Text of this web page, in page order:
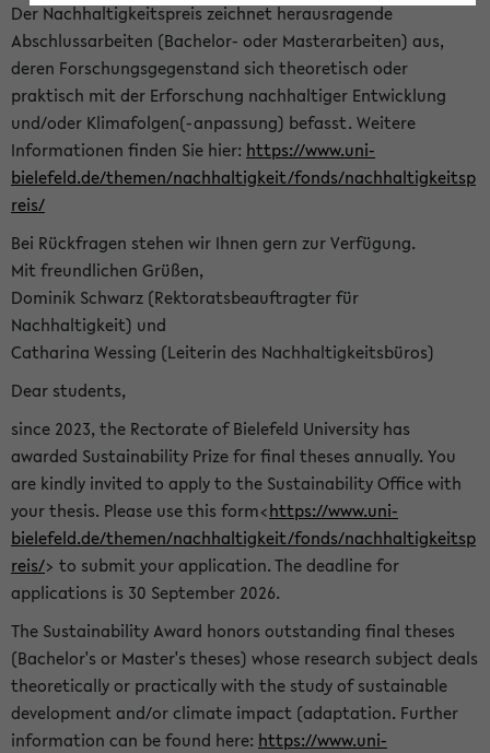
Der Nachhaltigkeitspreis zeichnet herausragende
Abschlussarbeiten (Bachelor- oder Masterarbeiten) aus,
deren Forschungsgegenstand sich theoretisch oder
praktisch mit der Erforschung nachhaltiger Entwicklung
und/oder Klimafolgen(-anpassung) befasst. Weitere
Informationen finden Sie hier: https://www.uni-
bielefeld.de/themen/nachhaltigkeit/fonds/nachhaltigkeitsp
reis/
Bei Rückfragen stehen wir Ihnen gern zur Verfügung.
Mit freundlichen Grüßen,
Dominik Schwarz (Rektoratsbeauftragter für
Nachhaltigkeit) und
Catharina Wessing (Leiterin des Nachhaltigkeitsbüros)
Dear students,
since 2023, the Rectorate of Bielefeld University has
awarded Sustainability Prize for final theses annually. You
are kindly invited to apply to the Sustainability Office with
your thesis. Please use this form<https://www.uni-
bielefeld.de/themen/nachhaltigkeit/fonds/nachhaltigkeitsp
reis/> to submit your application. The deadline for
applications is 30 September 2026.
The Sustainability Award honors outstanding final theses
(Bachelor's or Master's theses) whose research subject deals
theoretically or practically with the study of sustainable
development and/or climate impact (adaptation. Further
information can be found here: https://www.uni-